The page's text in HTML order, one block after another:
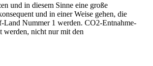
und in diesem Sinne eine große
und in einer Weise gehen, die
Land Nummer 1 werden. CO2-Entnahme-
werden, nicht nur mit den